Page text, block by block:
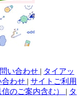
い合わせ | タイアッ
合わせ | サイトご利用
のご案内含む） | タ